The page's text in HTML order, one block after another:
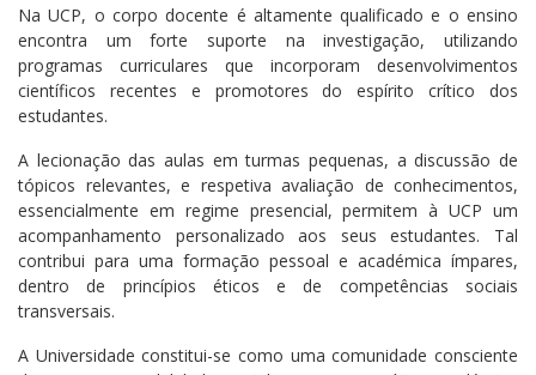
Na UCP, o corpo docente é altamente qualificado e o ensino
encontra um forte suporte na investigação, utilizando
programas curriculares que incorporam desenvolvimentos
científicos recentes e promotores do espírito crítico dos
estudantes.
A lecionação das aulas em turmas pequenas, a discussão de
tópicos relevantes, e respetiva avaliação de conhecimentos,
essencialmente em regime presencial, permitem à UCP um
acompanhamento personalizado aos seus estudantes. Tal
contribui para uma formação pessoal e académica ímpares,
dentro de princípios éticos e de competências sociais
transversais.
A Universidade constitui-se como uma comunidade consciente